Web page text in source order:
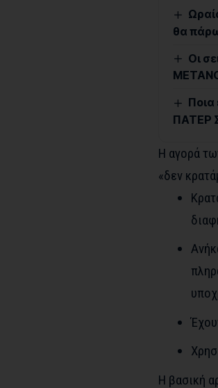
θα
Οι
Ποια
ΠΑΤΕΡ
Η αγορά
«δεν
Η βασική